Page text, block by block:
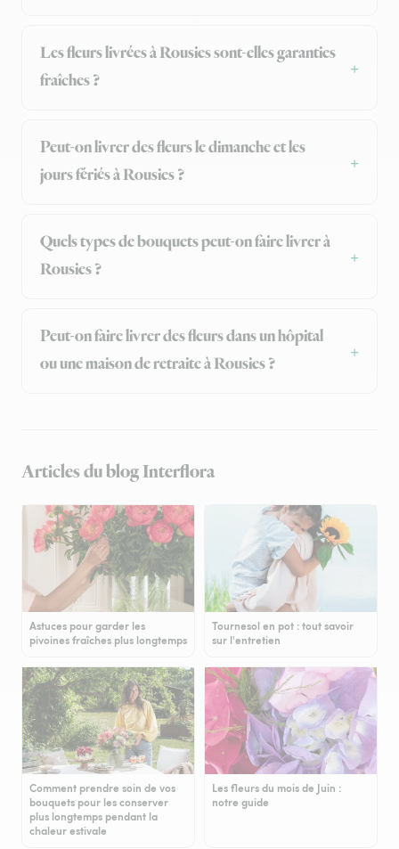
Les fleurs livrées à Rousies sont-elles garanties
fraîches ?
Peut-on livrer des fleurs le dimanche et les
jours fériés à Rousies ?
Quels types de bouquets peut-on faire livrer à
Rousies ?
Peut-on faire livrer des fleurs dans un hôpital
ou une maison de retraite à Rousies ?
Articles du blog Interflora
Astuces pour garder les
pivoines fraîches plus longtemps
Tournesol en pot : tout savoir
sur l'entretien
Comment prendre soin de vos
bouquets pour les conserver
plus longtemps pendant la
chaleur estivale
Les fleurs du mois de Juin :
notre guide